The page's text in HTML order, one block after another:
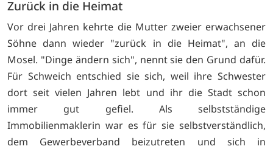
Zurück in die Heimat
Vor drei Jahren kehrte die Mutter zweier erwachsener
Söhne dann wieder "zurück in die Heimat", an die
Mosel. "Dinge ändern sich", nennt sie den Grund dafür.
Für Schweich entschied sie sich, weil ihre Schwester
dort seit vielen Jahren lebt und ihr die Stadt schon
immer gut gefiel. Als selbstständige
Immobilienmaklerin war es für sie selbstverständlich,
dem Gewerbeverband beizutreten und sich in